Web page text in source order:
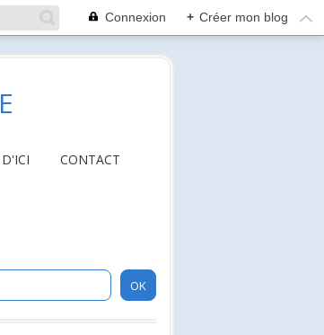
Connexion + Créer mon blog
CONTACT